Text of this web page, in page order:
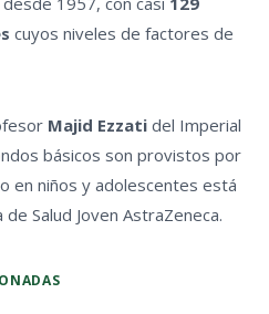
cuyos niveles de factores de
Majid Ezzati del Imperial
básicos son provistos por
en niños y adolescentes está
Salud Joven AstraZeneca.